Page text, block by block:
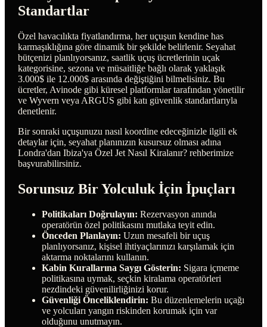
Standartlar
Özel havacılıkta fiyatlandırma, her uçuşun kendine has
karmaşıklığına göre dinamik bir şekilde belirlenir. Seyahat
bütçenizi planlıyorsanız, saatlik uçuş ücretlerinin uçak
kategorisine, sezona ve müsaitliğe bağlı olarak yaklaşık
3.000$ ile 12.000$ arasında değiştiğini bilmelisiniz. Bu
ücretler, Avinode gibi küresel platformlar tarafından yönetilir
ve Wyvern veya ARGUS gibi katı güvenlik standartlarıyla
denetlenir.
Bir sonraki uçuşunuzu nasıl koordine edeceğinizle ilgili ek
detaylar için, seyahat planınızın kusursuz olması adına
Londra'dan Ibiza'ya Özel Jet Nasıl Kiralanır? rehberimize
başvurabilirsiniz.
Sorunsuz Bir Yolculuk İçin İpuçları
Politikaları Doğrulayın: Rezervasyon anında
operatörün özel politikasını mutlaka teyit edin.
Önceden Planlayın: Uzun mesafeli bir uçuş
planlıyorsanız, kişisel ihtiyaçlarınızı karşılamak için
aktarma noktalarını kullanın.
Kabin Kurallarına Saygı Gösterin: Sigara içmeme
politikasına uymak, seçkin kiralama operatörleri
nezdindeki güvenilirliğinizi korur.
Güvenliği Önceliklendirin: Bu düzenlemelerin uçağı
ve yolcuları yangın riskinden korumak için var
olduğunu unutmayın.